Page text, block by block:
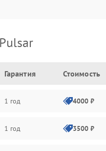
Гарантия Стоимость
1 год 4000 ₽
1 год 3500 ₽